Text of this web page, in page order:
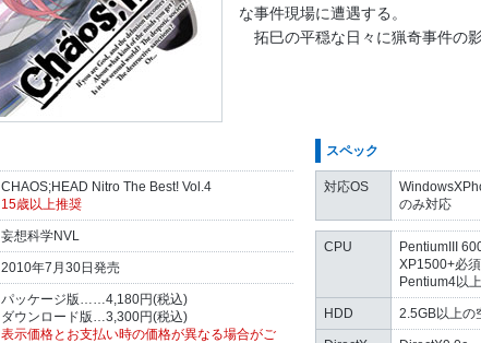
な事件現場に遭遇する。
拓巳の平穏な日々に猟奇事件の
CHAOS;HEAD Nitro The Best! Vol.4
15歳以上推奨
妄想科学NVL
2010年7月30日発売
パッケージ版……4,180円(税込)
ダウンロード版…3,300円(税込)
表示価格とお支払い時の価格が異なる場合がご
スペック
対応OS
のみ対応
CPU
PentiumIII
XP1500+必須
Pentium4以
HDD 2.5GB以上の